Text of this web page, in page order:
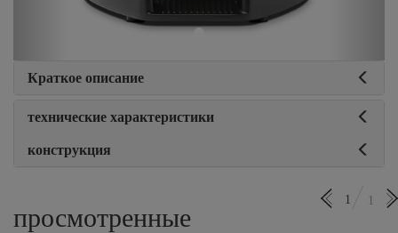
Краткое описание
технические характеристики
конструкция
просмотренные
1 1